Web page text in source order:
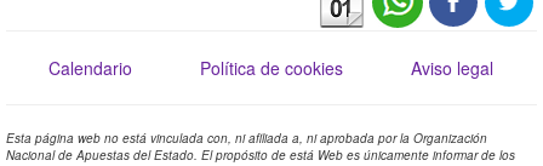
Calendario Política de cookies Aviso legal
Esta página web no está vinculada con, ni afiliada a, ni aprobada por la Organización
Nacional de Apuestas del Estado. El propósito de está Web es únicamente informar de los